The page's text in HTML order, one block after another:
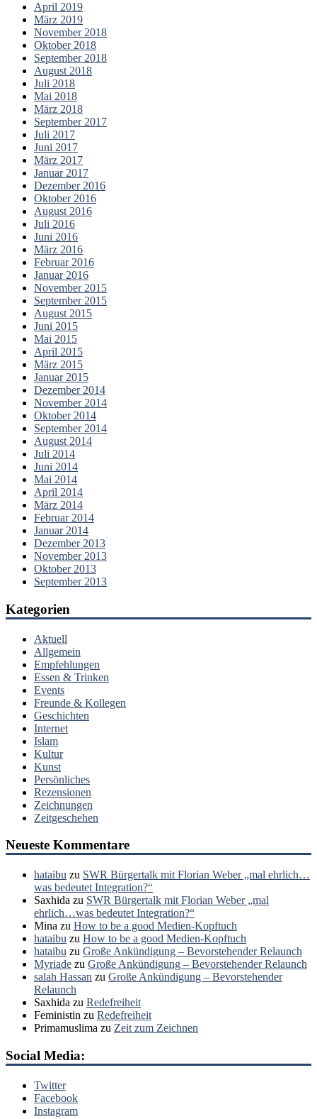
April 2019
März 2019
November 2018
Oktober 2018
September 2018
August 2018
Juli 2018
Mai 2018
März 2018
September 2017
Juli 2017
Juni 2017
März 2017
Januar 2017
Dezember 2016
Oktober 2016
August 2016
Juli 2016
Juni 2016
März 2016
Februar 2016
Januar 2016
November 2015
September 2015
August 2015
Juni 2015
Mai 2015
April 2015
März 2015
Januar 2015
Dezember 2014
November 2014
Oktober 2014
September 2014
August 2014
Juli 2014
Juni 2014
Mai 2014
April 2014
März 2014
Februar 2014
Januar 2014
Dezember 2013
November 2013
Oktober 2013
September 2013
Kategorien
Aktuell
Allgemein
Empfehlungen
Essen & Trinken
Events
Freunde & Kollegen
Geschichten
Internet
Islam
Kultur
Kunst
Persönliches
Rezensionen
Zeichnungen
Zeitgeschehen
Neueste Kommentare
hataibu zu SWR Bürgertalk mit Florian Weber „mal ehrlich…
was bedeutet Integration?“
Saxhida zu SWR Bürgertalk mit Florian Weber „mal
ehrlich…was bedeutet Integration?“
Mina zu How to be a good Medien-Kopftuch
hataibu zu How to be a good Medien-Kopftuch
hataibu zu Große Ankündigung – Bevorstehender Relaunch
Myriade zu Große Ankündigung – Bevorstehender Relaunch
salah Hassan zu Große Ankündigung – Bevorstehender
Relaunch
Saxhida zu Redefreiheit
Feministin zu Redefreiheit
Primamuslima zu Zeit zum Zeichnen
Social Media:
Twitter
Facebook
Instagram